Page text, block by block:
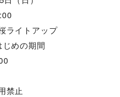
ライトアップ
じめの期間
禁止